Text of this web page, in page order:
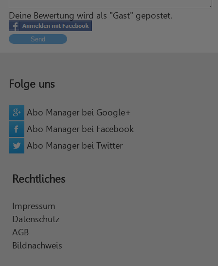
Deine Bewertung wird als "Gast" gepostet.
Send
Folge uns
Abo Manager bei Google+
Abo Manager bei Facebook
Abo Manager bei Twitter
Rechtliches
Impressum
Datenschutz
AGB
Bildnachweis